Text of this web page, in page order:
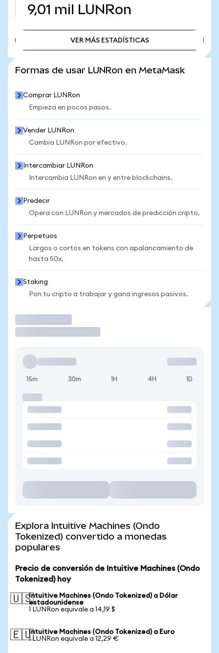
9,01 mil LUNRon
VER MÁS ESTADÍSTICAS
Formas de usar LUNRon en MetaMask
Comprar LUNRon
Empieza en pocos pasos.
Vender LUNRon
Cambia LUNRon por efectivo.
Intercambiar LUNRon
Intercambia LUNRon en y entre blockchains.
Predecir
Opera con LUNRon y mercados de predicción cripto.
Perpetuos
Largos o cortos en tokens con apalancamiento de
hasta 50x.
Staking
Pon tu cripto a trabajar y gana ingresos pasivos.
15m 30m 1H 4H 1D
Explora Intuitive Machines (Ondo
Tokenized) convertido a monedas
populares
Precio de conversión de Intuitive Machines (Ondo
Tokenized) hoy
🇺🇸Intuitive Machines (Ondo Tokenized) a Dólar
estadounidense
1 LUNRon equivale a 14,19 $
🇪🇺Intuitive Machines (Ondo Tokenized) a Euro
1 LUNRon equivale a 12,29 €